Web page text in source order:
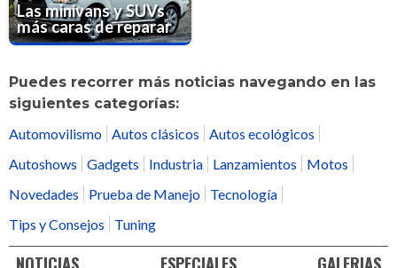
Las minivans y SUVs
más caras de reparar
Puedes recorrer más noticias navegando en las
siguientes categorías:
Automovilismo
Autos clásicos
Autos ecológicos
Autoshows
Gadgets Industria Lanzamientos
Motos
Novedades
Prueba de Manejo
Tecnología
Tips y Consejos
Tuning